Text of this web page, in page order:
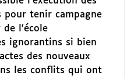
pour tenir campagne
l’école
ignorantins si bien
des nouveaux
les conflits qui ont